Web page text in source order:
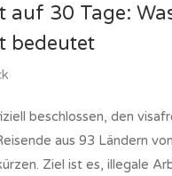
auf 30 Tage:
bedeutet
beschlossen, den
aus 93 Ländern
Ziel ist es, illegale